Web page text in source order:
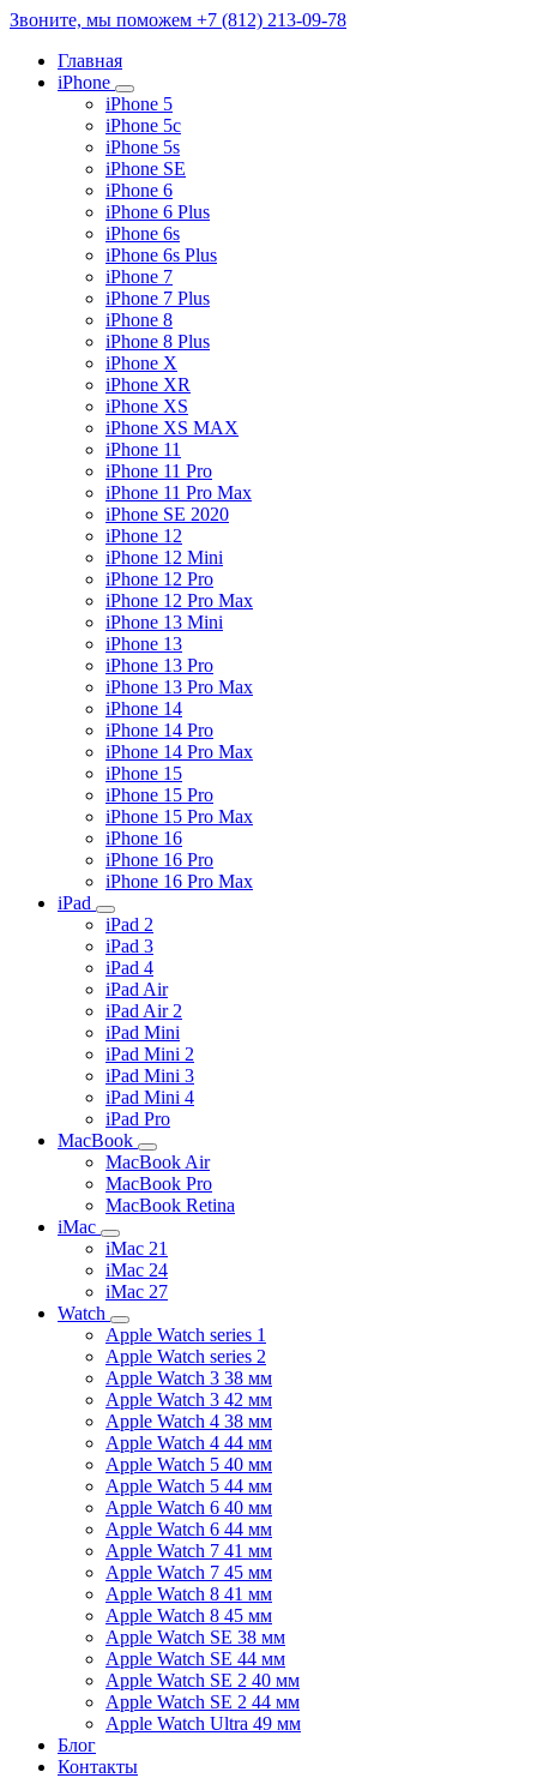
Звоните, мы поможем +7 (812) 213-09-78
Главная
iPhone
iPhone 5
iPhone 5c
iPhone 5s
iPhone SE
iPhone 6
iPhone 6 Plus
iPhone 6s
iPhone 6s Plus
iPhone 7
iPhone 7 Plus
iPhone 8
iPhone 8 Plus
iPhone X
iPhone XR
iPhone XS
iPhone XS MAX
iPhone 11
iPhone 11 Pro
iPhone 11 Pro Max
iPhone SE 2020
iPhone 12
iPhone 12 Mini
iPhone 12 Pro
iPhone 12 Pro Max
iPhone 13 Mini
iPhone 13
iPhone 13 Pro
iPhone 13 Pro Max
iPhone 14
iPhone 14 Pro
iPhone 14 Pro Max
iPhone 15
iPhone 15 Pro
iPhone 15 Pro Max
iPhone 16
iPhone 16 Pro
iPhone 16 Pro Max
iPad
iPad 2
iPad 3
iPad 4
iPad Air
iPad Air 2
iPad Mini
iPad Mini 2
iPad Mini 3
iPad Mini 4
iPad Pro
MacBook
MacBook Air
MacBook Pro
MacBook Retina
iMac
iMac 21
iMac 24
iMac 27
Watch
Apple Watch series 1
Apple Watch series 2
Apple Watch 3 38 мм
Apple Watch 3 42 мм
Apple Watch 4 38 мм
Apple Watch 4 44 мм
Apple Watch 5 40 мм
Apple Watch 5 44 мм
Apple Watch 6 40 мм
Apple Watch 6 44 мм
Apple Watch 7 41 мм
Apple Watch 7 45 мм
Apple Watch 8 41 мм
Apple Watch 8 45 мм
Apple Watch SE 38 мм
Apple Watch SE 44 мм
Apple Watch SE 2 40 мм
Apple Watch SE 2 44 мм
Apple Watch Ultra 49 мм
Блог
Контакты